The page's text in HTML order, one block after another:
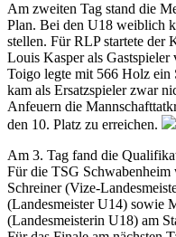
Am zweiten Tag stand die
Plan. Bei den U18 weiblich
stellen. Für RLP startete der
Louis Kasper als
Toigo legte mit 566 Holz ein
kam als Ersatzspieler zwar
Anfeuern die
den 10. Platz zu erreichen.
Am 3. Tag fand die
Für die TSG Schwabenheim
Schreiner (Vize-
(Landesmeister U14) sowie
(Landesmeisterin U18) am